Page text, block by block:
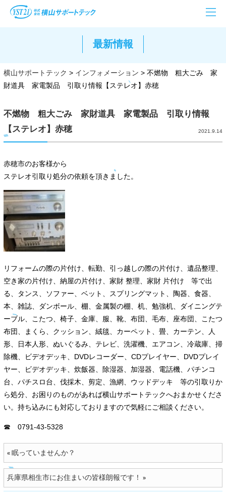
最新情報
横山サポートテック > インフォメーション > 不燃物 粗大ごみ 家
財道具 家電製品 引取り情報【ステレオ】赤穂
不燃物 粗大ごみ 家財道具 家電製品 引取り情報
【ステレオ】赤穂
2021.9.14
赤穂市のお客様から
ステレオ引取り処分の依頼を頂きました。
リフォームの際の片付け、転勤、引っ越しの際の片付け、遺品整理、
空き家の片付け、納屋の片付け、家財 整理、家財 片付け 等で出
る、タンス、ソファー、ベット、スプリングマット、陶器、食器、
本、雑誌、ダンボール、棚、金属製の棚、机、勉強机、ダイニングテ
ーブル、こたつ、椅子、金庫、服、靴、布団、毛布、座布団、こたつ
布団、まくら、クッション、絨毯、カーペット、畳、カーテン、人
形、日本人形、ぬいぐるみ、テレビ、洗濯機、エアコン、冷蔵庫、掃
除機、ビデオデッキ、DVDレコーダー、CDプレイヤー、DVDプレイ
ヤー、ビデオデッキ、炊飯器、除湿器、加湿器、電話機、パチンコ
台、パチスロ台、伐採木、剪定、漁網、ウッドデッキ 等の引取りか
ら処分、お困りのものがあれば横山サポートテックへおまかせくださ
い。持ち込みにも対応しておりますので気軽にご相談ください。
☎ 0791-43-5328
« 眠っていませんか？
兵庫県相生市にお住まいの皆様朗報です！ »